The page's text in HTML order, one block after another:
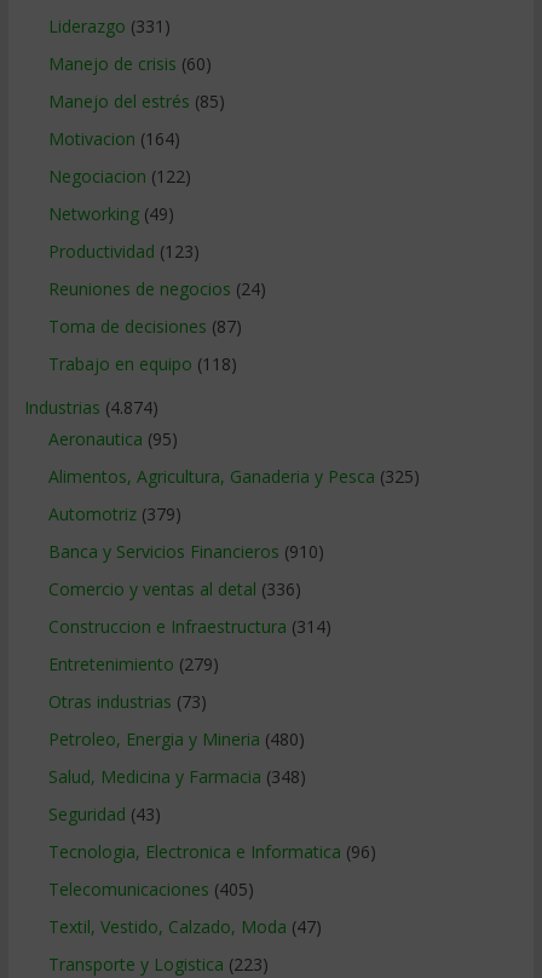
Liderazgo (331)
Manejo de crisis (60)
Manejo del estrés (85)
Motivacion (164)
Negociacion (122)
Networking(49)
Productividad (123)
Reuniones de negocios (24)
Toma de decisiones (87)
Trabajo en equipo (118)
Industrias (4.874)
Aeronautica (95)
Alimentos, Agricultura, Ganaderia y Pesca (325)
Automotriz(379)
Banca y Servicios Financieros (910)
Comercio y ventas al detal (336)
Construccion e Infraestructura (314)
Entretenimiento (279)
Otras industrias (73)
Petroleo, Energia y Mineria (480)
Salud, Medicina y Farmacia (348)
Seguridad (43)
Tecnologia, Electronica e Informatica (96)
Telecomunicaciones (405)
Textil, Vestido, Calzado, Moda (47)
Transporte y Logistica (223)